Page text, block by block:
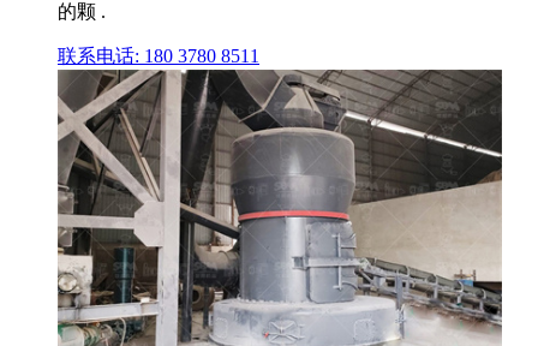
的颗 .
联系电话: 180 3780 8511